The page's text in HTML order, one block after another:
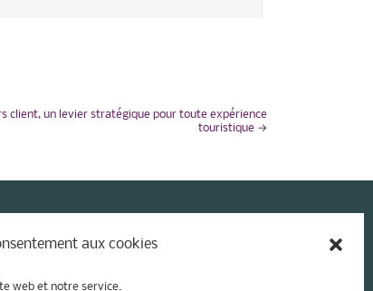
aux cookies
web et notre service.
client, un levier stratégique pour toute expérience
touristique →